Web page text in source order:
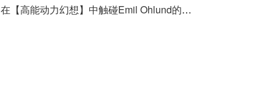
在【高能动力幻想】中触碰Emil Ohlund的电子记忆